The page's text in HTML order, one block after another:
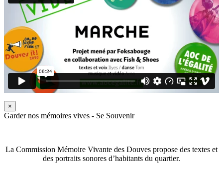
×
Garder nos mémoires vives - Se Souvenir
La Commission Mémoire Vivante des Douves propose des textes et
des portraits sonores d’habitants du quartier.